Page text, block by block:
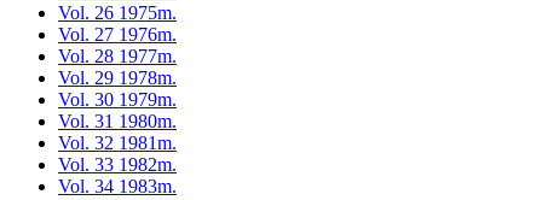
Vol. 26 1975m.
Vol. 27 1976m.
Vol. 28 1977m.
Vol. 29 1978m.
Vol. 30 1979m.
Vol. 31 1980m.
Vol. 32 1981m.
Vol. 33 1982m.
Vol. 34 1983m.